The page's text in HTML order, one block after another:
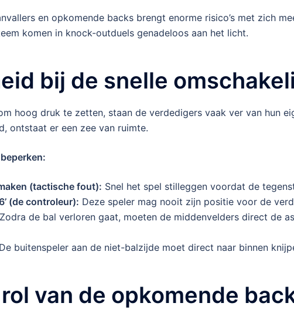
en opkomende backs brengt enorme risico’s met zich
komen in knock-outduels genadeloos aan het licht.
bij de snelle
hoog druk te zetten, staan de verdedigers vaak ver van hun
ontstaat er een zee van ruimte.
(tactische fout): Snel het spel stilleggen voordat de
(de controleur): Deze speler mag nooit zijn positie voor de
Zodra de bal verloren gaat, moeten de middenvelders direct de
De buitenspeler aan de niet-balzijde moet direct naar binnen
van de opkomende